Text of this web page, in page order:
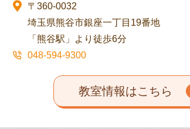
〒360-0032
埼玉県熊谷市銀座一丁目19番地
「熊谷駅」より徒歩6分
048-594-9300
教室情報はこちら